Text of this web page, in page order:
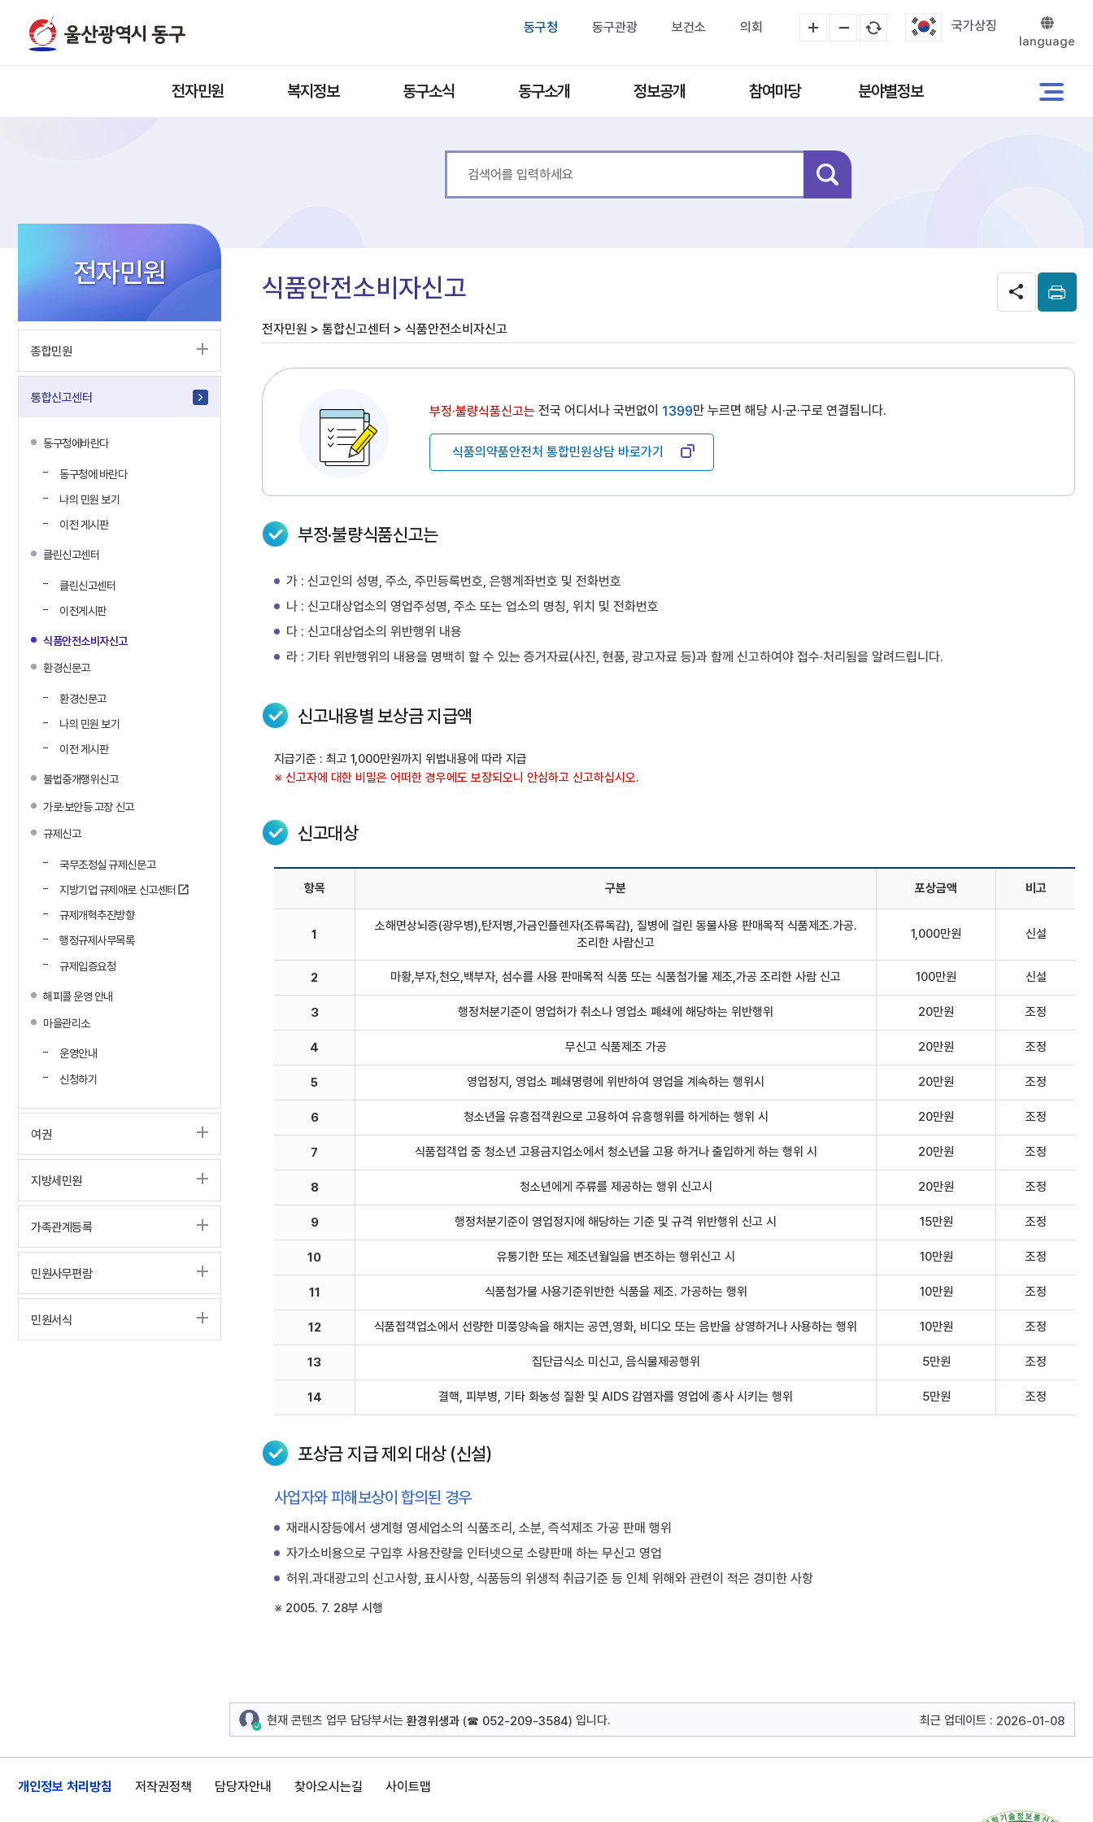
동구청 동구관광 보건소 의회 국가상징
language
전자민원 복지정보 동구소식 동구소개 정보공개 참여마당 분야별정보
전자민원
종합민원
통합신고센터
동구청에바란다
동구청에 바란다
나의 민원 보기
이전 게시판
클린신고센터
클린신고센터
이전게시판
식품안전소비자신고
환경신문고
환경신문고
나의 민원 보기
이전 게시판
불법중개행위신고
가로·보안등 고장 신고
규제신고
국무조정실 규제신문고
지방기업 규제애로 신고센터
규제개혁추진방향
행정규제사무목록
규제입증요청
해피콜 운영 안내
마을관리소
운영안내
신청하기
여권
지방세민원
가족관계등록
민원사무편람
민원서식
식품안전소비자신고
전자민원 > 통합신고센터 > 식품안전소비자신고
부정·불량식품신고는 전국 어디서나 국번없이 1399만 누르면 해당 시·군·구로 연결됩니다.
식품의약품안전처 통합민원상담 바로가기
부정·불량식품신고는
가 : 신고인의 성명, 주소, 주민등록번호, 은행계좌번호 및 전화번호
나 : 신고대상업소의 영업주성명, 주소 또는 업소의 명칭, 위치 및 전화번호
다 : 신고대상업소의 위반행위 내용
라 : 기타 위반행위의 내용을 명백히 할 수 있는 증거자료(사진, 현품, 광고자료 등)과 함께 신고하여야 접수·처리됨을 알려드립니다.
신고내용별 보상금 지급액
지급기준 : 최고 1,000만원까지 위법내용에 따라 지급
※ 신고자에 대한 비밀은 어떠한 경우에도 보장되오니 안심하고 신고하십시오.
신고대상
항목 구분 포상금액 비고
1
소해면상뇌증(광우병),탄저병,가금인플렌자(조류독감), 질병에 걸린 동물사용 판매목적 식품제조.가공.
조리한 사람신고
1,000만원 신설
2 마황,부자,천오,백부자, 섬수를 사용 판매목적 식품 또는 식품첨가물 제조,가공 조리한 사람 신고 100만원 신설
3 행정처분기준이 영업허가 취소나 영업소 폐쇄에 해당하는 위반행위 20만원 조정
4 무신고 식품제조 가공 20만원 조정
5 영업정지, 영업소 폐쇄명령에 위반하여 영업을 계속하는 행위시 20만원 조정
6 청소년을 유흥접객원으로 고용하여 유흥행위를 하게하는 행위 시 20만원 조정
7 식품접객업 중 청소년 고용금지업소에서 청소년을 고용 하거나 출입하게 하는 행위 시 20만원 조정
8 청소년에게 주류를 제공하는 행위 신고시 20만원 조정
9 행정처분기준이 영업정지에 해당하는 기준 및 규격 위반행위 신고 시 15만원 조정
10 유통기한 또는 제조년월일을 변조하는 행위신고 시 10만원 조정
11 식품첨가물 사용기준위반한 식품을 제조. 가공하는 행위 10만원 조정
12 식품접객업소에서 선량한 미풍양속을 해치는 공연,영화, 비디오 또는 음반을 상영하거나 사용하는 행위 10만원 조정
13 집단급식소 미신고, 음식물제공행위 5만원 조정
14 결핵, 피부병, 기타 화농성 질환 및 AIDS 감염자를 영업에 종사 시키는 행위 5만원 조정
포상금 지급 제외 대상 (신설)
사업자와 피해보상이 합의된 경우
재래시장등에서 생계형 영세업소의 식품조리, 소분, 즉석제조 가공 판매 행위
자가소비용으로 구입후 사용잔량을 인터넷으로 소량판매 하는 무신고 영업
허위.과대광고의 신고사항, 표시사항, 식품등의 위생적 취급기준 등 인체 위해와 관련이 적은 경미한 사항
※ 2005. 7. 28부 시행
현재 콘텐츠 업무 담당부서는 환경위생과 (☎ 052-209-3584) 입니다. 최근 업데이트 : 2026-01-08
개인정보 처리방침 저작권정책 담당자안내 찾아오시는길 사이트맵